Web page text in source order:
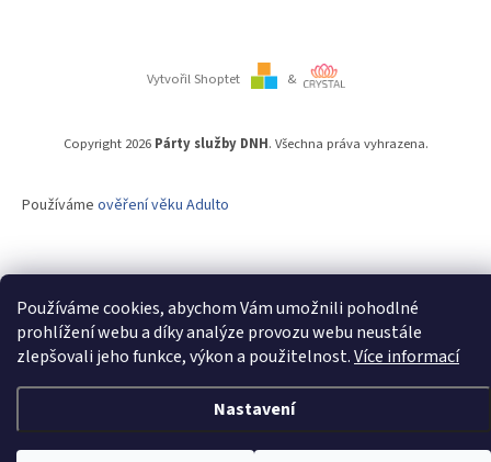
Používáme cookies, abychom Vám umožnili pohodlné
prohlížení webu a díky analýze provozu webu neustále
zlepšovali jeho funkce, výkon a použitelnost.Více informací
Nastavení
Vytvořil Shoptet &
Copyright 2026 Párty služby DNH. Všechna práva vyhrazena.
Používáme ověření věku Adulto